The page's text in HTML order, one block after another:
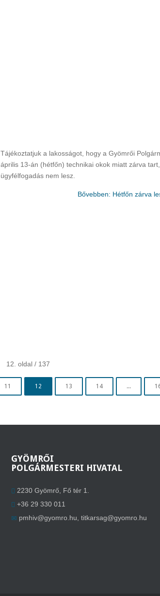
Tájékoztatjuk a lakosságot, hogy a Gyömrői
április 13-án (hétfőn) technikai okok miatt zárva
ügyfélfogadás nem lesz.
Bővebben: Hétfőn zárva
12. oldal / 137
11 12 13 14 ...
GYÖMRŐI
POLGÁRMESTERI HIVATAL
2230 Gyömrő, Fő tér 1.
+36 29 330 011
pmhiv@gyomro.hu titkarsag@gyomro.hu